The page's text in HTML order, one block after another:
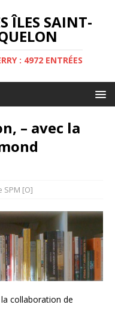
ÎLES SAINT-
: 4972 ENTRÉES
– avec la
SPM [O]
collaboration de